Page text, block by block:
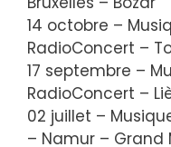
14 octobre –
RadioConcert –
17 septembre –
RadioConcert –
02 juillet –
– Namur – Grand